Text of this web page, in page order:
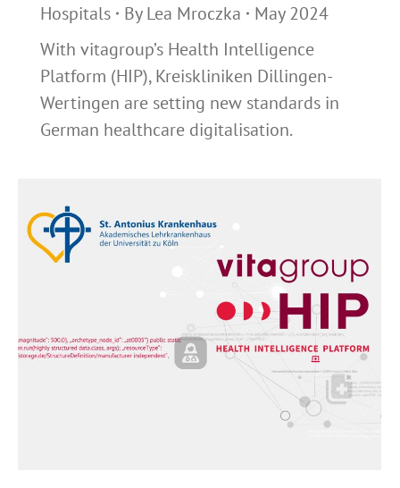
Hospitals
ByLea Mroczka
May 2024
With vitagroup’s Health Intelligence
Platform (HIP), Kreiskliniken Dillingen-
Wertingen are setting new standards in
German healthcare digitalisation.